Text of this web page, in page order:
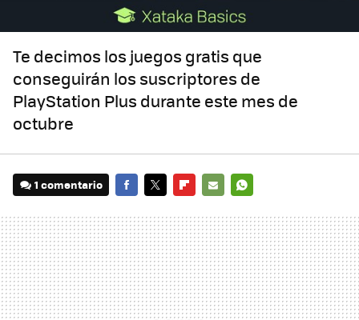
Te decimos los juegos gratis que
conseguirán los suscriptores de
PlayStation Plus durante este mes de
octubre
1 comentario
MAIL